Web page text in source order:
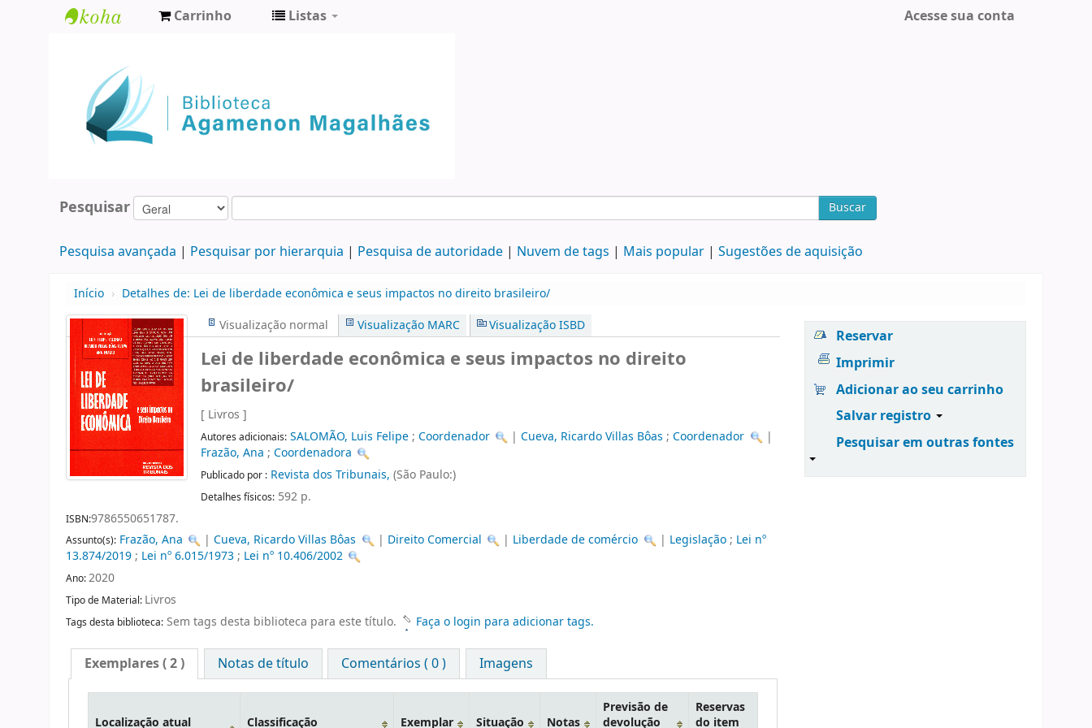
Agamenon
Magalhães
Carrinho Listas Acesse sua conta
Pesquisar Buscar
Pesquisa avançada Pesquisar por hierarquia Pesquisa de autoridade Nuvem de tags Mais popular Sugestões de aquisição
Início › Detalhes de: Lei de liberdade econômica e seus impactos no direito brasileiro/
Visualização normal
Visualização MARC Visualização ISBD
Lei de liberdade econômica e seus impactos no direito
brasileiro/
[ Livros ]
Autores adicionais: SALOMÃO, Luis Felipe; Coordenador |Cueva, Ricardo Villas Bôas ;Coordenador
|
Frazão, Ana ; Coordenadora
Publicado por : Revista dos Tribunais, (São Paulo:)
Detalhes físicos: 592 p.
ISBN:9786550651787.
Assunto(s): Frazão, Ana |Cueva, Ricardo Villas Bôas | Direito Comercial | Liberdade de comércio | Legislação; Lei nº
13.874/2019; Lei nº 6.015/1973; Lei nº 10.406/2002
Ano:2020
Tipo de Material: Livros
Tags desta biblioteca: Sem tags desta biblioteca para este título. Faça o login para adicionar tags.
Exemplares( 2 ) Notas de título Comentários ( 0 ) Imagens
Localização atual Classificação Exemplar Situação Notas
Previsão de
devolução
Reservas
do item
Reservar
Imprimir
Adicionar ao seu carrinho
Salvar registro
Pesquisar em outras fontes